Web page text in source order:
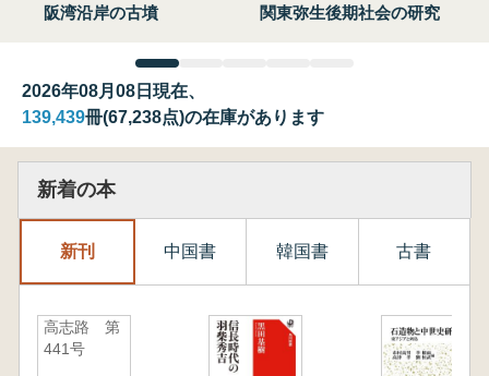
阪湾沿岸の古墳
関東弥生後期社会の研究
2026年08月08日現在、
139,439冊(67,238点)の在庫があります
新着の本
新刊 中国書 韓国書 古書
高志路 第
441号